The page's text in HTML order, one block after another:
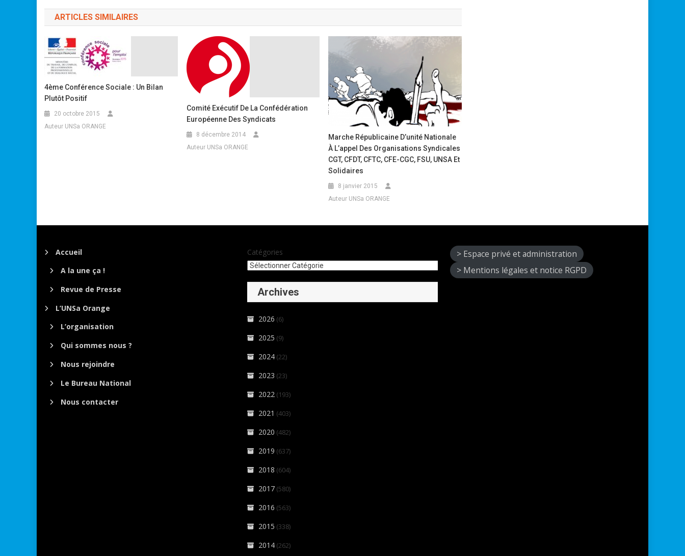
ARTICLES SIMILAIRES
4ème Conférence Sociale : Un Bilan
Plutôt Positif
20 octobre 2015
Auteur UNSa ORANGE
Comité Exécutif De La Confédération
Européenne Des Syndicats
8 décembre 2014
Auteur UNSa ORANGE
Marche Républicaine D’unité Nationale
À L’appel Des Organisations Syndicales
CGT, CFDT, CFTC, CFE-CGC, FSU, UNSA Et
Solidaires
8 janvier 2015
Auteur UNSa ORANGE
Accueil
A la une ça !
Revue de Presse
L’UNSa Orange
L’organisation
Qui sommes nous ?
Nous rejoindre
Le Bureau National
Nous contacter
Catégories
Archives
2026 (6)
2025 (9)
2024 (22)
2023 (23)
2022 (193)
2021 (403)
2020 (482)
2019 (637)
2018 (604)
2017 (580)
2016 (563)
2015 (338)
2014 (262)
> Espace privé et administration
> Mentions légales et notice RGPD